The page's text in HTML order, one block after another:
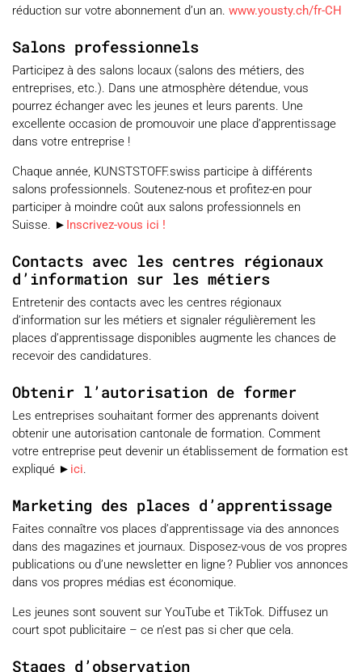
réduction sur votre abonnement d’un an. www.yousty.ch/fr-CH
Salons professionnels
Participez à des salons locaux (salons des métiers, des
entreprises, etc.). Dans une atmosphère détendue, vous
pourrez échanger avec les jeunes et leurs parents. Une
excellente occasion de promouvoir une place d’apprentissage
dans votre entreprise !
Chaque année, KUNSTSTOFF.swiss participe à différents
salons professionnels. Soutenez-nous et profitez-en pour
participer à moindre coût aux salons professionnels en
Suisse. ► Inscrivez-vous ici !
Contacts avec les centres régionaux
d’information sur les métiers
Entretenir des contacts avec les centres régionaux
d’information sur les métiers et signaler régulièrement les
places d’apprentissage disponibles augmente les chances de
recevoir des candidatures.
Obtenir l’autorisation de former
Les entreprises souhaitant former des apprenants doivent
obtenir une autorisation cantonale de formation. Comment
votre entreprise peut devenir un établissement de formation est
expliqué ► ici.
Marketing des places d’apprentissage
Faites connaître vos places d’apprentissage via des annonces
dans des magazines et journaux. Disposez-vous de vos propres
publications ou d’une newsletter en ligne ? Publier vos annonces
dans vos propres médias est économique.
Les jeunes sont souvent sur YouTube et TikTok. Diffusez un
court spot publicitaire – ce n’est pas si cher que cela.
Stages d’observation